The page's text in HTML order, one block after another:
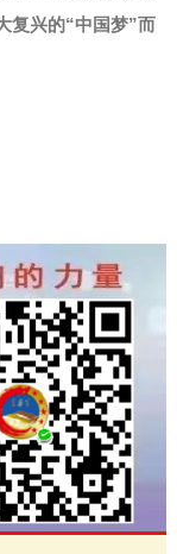
复兴的“中国梦”而